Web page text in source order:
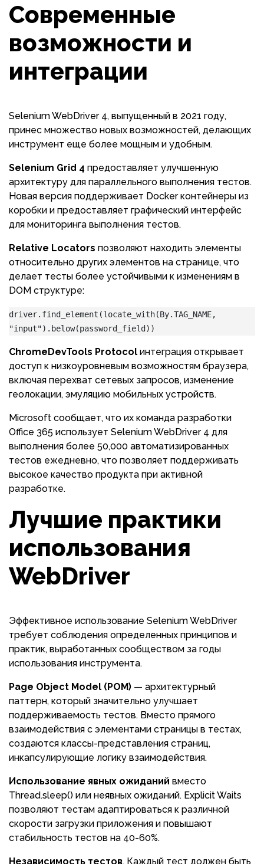
Современные
возможности и
интеграции
Selenium WebDriver 4, выпущенный в 2021 году,
принес множество новых возможностей, делающих
инструмент еще более мощным и удобным.
Selenium Grid 4 предоставляет улучшенную
архитектуру для параллельного выполнения тестов.
Новая версия поддерживает Docker контейнеры из
коробки и предоставляет графический интерфейс
для мониторинга выполнения тестов.
Relative Locators позволяют находить элементы
относительно других элементов на странице, что
делает тесты более устойчивыми к изменениям в
DOM структуре:
driver.find_element(locate_with(By.TAG_NAME,
"input").below(password_field))
ChromeDevTools Protocol интеграция открывает
доступ к низкоуровневым возможностям браузера,
включая перехват сетевых запросов, изменение
геолокации, эмуляцию мобильных устройств.
Microsoft сообщает, что их команда разработки
Office 365 использует Selenium WebDriver 4 для
выполнения более 50,000 автоматизированных
тестов ежедневно, что позволяет поддерживать
высокое качество продукта при активной
разработке.
Лучшие практики
использования
WebDriver
Эффективное использование Selenium WebDriver
требует соблюдения определенных принципов и
практик, выработанных сообществом за годы
использования инструмента.
Page Object Model (POM) — архитектурный
паттерн, который значительно улучшает
поддерживаемость тестов. Вместо прямого
взаимодействия с элементами страницы в тестах,
создаются классы-представления страниц,
инкапсулирующие логику взаимодействия.
Использование явных ожиданий вместо
Thread.sleep() или неявных ожиданий. Explicit Waits
позволяют тестам адаптироваться к различной
скорости загрузки приложения и повышают
стабильность тестов на 40-60%.
Независимость тестов. Каждый тест должен быть